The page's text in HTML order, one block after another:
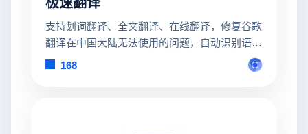
支持划词翻译、全文翻译、在线翻译，修复谷歌
翻译在中国大陆无法使用的问题，自动识别语
言，支持上百种语言互译，无障碍阅读外文
168